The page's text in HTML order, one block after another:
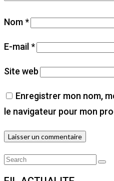
Nom*
E-mail*
Site web
Enregistrer mon nom,
le navigateur pour mon
Search